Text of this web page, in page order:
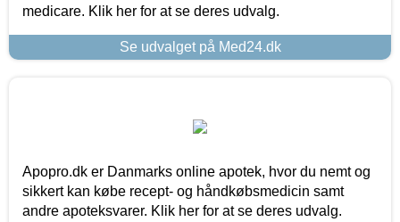
medicare. Klik her for at se deres udvalg.
Se udvalget på Med24.dk
Apopro.dk er Danmarks online apotek, hvor du nemt og
sikkert kan købe recept- og håndkøbsmedicin samt
andre apoteksvarer. Klik her for at se deres udvalg.